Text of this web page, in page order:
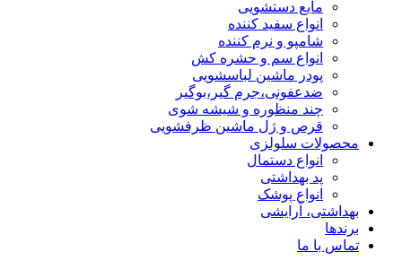
مایع دستشویی
انواع سفید کننده
شامپو و نرم کننده
انواع سم و حشره کش
پودر ماشین لباسشویی
ضدعفونی،جرم گیر،بوگیر
چند منظوره و شیشه شوی
قرص و ژل ماشین ظرفشویی
محصولات سلولزی
انواع دستمال
پد بهداشتی
انواع پوشک
بهداشتی، آرایشی
برندها
تماس با ما